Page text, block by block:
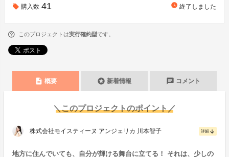
購入数 41 watch_later 終了しました
このプロジェクトは実行確約型です。
description 概要 stars 新着情報 chat コメント
＼このプロジェクトのポイント／
株式会社モイスティーヌ アンジェリカ 川本智子 詳細 arrow_downward
地方に住んでいても、自分が輝ける舞台に立てる！ それは、少しの